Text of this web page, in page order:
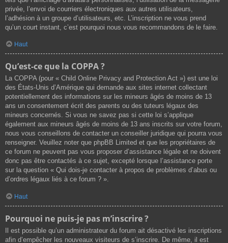
privée, l’envoi de courriers électroniques aux autres utilisateurs,
l’adhésion à un groupe d’utilisateurs, etc. L’inscription ne vous prend
qu’un court instant, c’est pourquoi nous vous recommandons de le faire.
Haut
Qu’est-ce que la COPPA ?
La COPPA (pour « Child Online Privacy and Protection Act ») est une loi
des États-Unis d’Amérique qui demande aux sites internet collectant
potentiellement des informations sur les mineurs âgés de moins de 13
ans un consentement écrit des parents ou des tuteurs légaux des
mineurs concernés. Si vous ne savez pas si cette loi s’applique
également aux mineurs âgés de moins de 13 ans inscrits sur votre forum,
nous vous conseillons de contacter un conseiller juridique qui pourra vous
renseigner. Veuillez noter que phpBB Limited et que les propriétaires de
ce forum ne peuvent pas vous proposer d’assistance légale et ne doivent
donc pas être contactés à ce sujet, excepté lorsque l’assistance porte
sur la question « Qui dois-je contacter à propos de problèmes d’abus ou
d’ordres légaux liés à ce forum ? ».
Haut
Pourquoi ne puis-je pas m’inscrire ?
Il est possible qu’un administrateur du forum ait désactivé les inscriptions
afin d’empêcher les nouveaux visiteurs de s’inscrire. De même, il est